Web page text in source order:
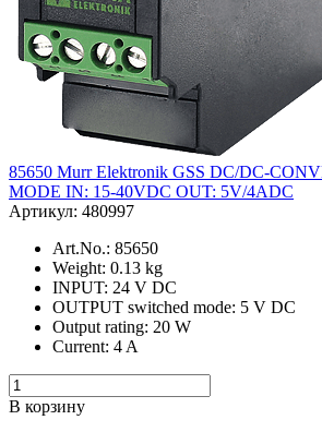
85650 Murr Elektronik GSS DC/DC-
MODE IN: 15-40VDC OUT: 5V/4ADC
Артикул: 480997
Art.No.: 85650
Weight: 0.13 kg
INPUT: 24 V DC
OUTPUT switched mode: 5 V DC
Output rating: 20 W
Current: 4 A
В корзину